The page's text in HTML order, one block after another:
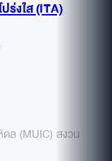
ร่งใส (ITA)
ล (MUIC) สงวน